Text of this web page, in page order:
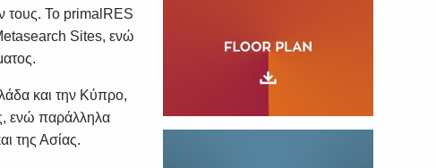
τους. Το primalRES
Sites, ενώ
και την Κύπρο,
ενώ παράλληλα
της Ασίας.